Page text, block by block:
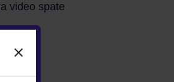
video spate